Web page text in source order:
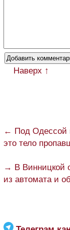
Наверх ↑
← Под Одессой
это тело
→ В Винницкой
из автомата и